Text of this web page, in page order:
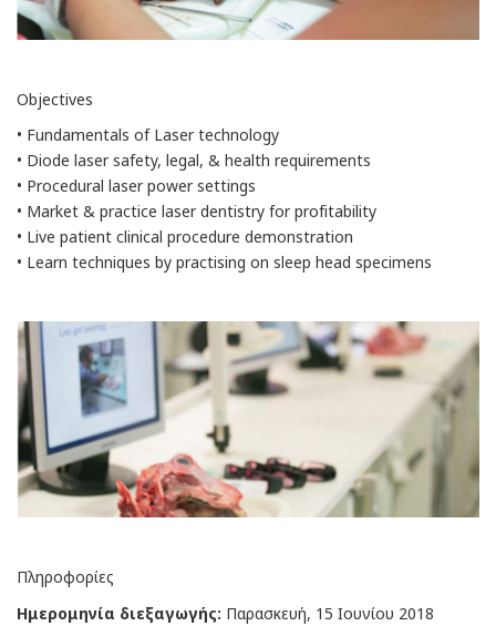
Objectives
• Fundamentals of Laser technology
• Diode laser safety, legal, & health requirements
• Procedural laser power settings
• Market & practice laser dentistry for profitability
• Live patient clinical procedure demonstration
• Learn techniques by practising on sleep head specimens
Πληροφορίες
Ημερομηνία διεξαγωγής: Παρασκευή, 15 Ιουνίου 2018